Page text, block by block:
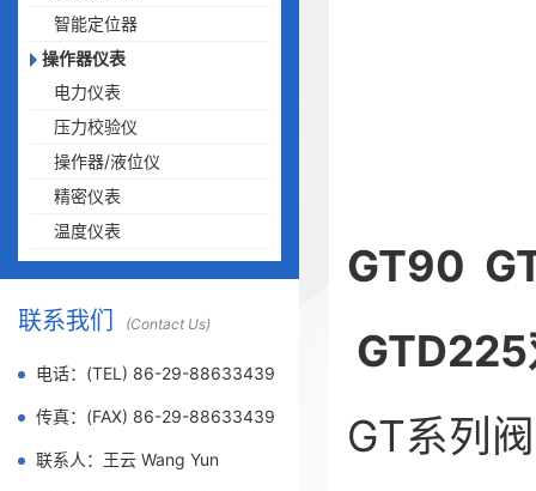
智能定位器
操作器仪表
电力仪表
压力校验仪
操作器/液位仪
精密仪表
温度仪表
联系我们 (Contact Us)
电话：(TEL) 86-29-88633439
传真：(FAX) 86-29-88633439
联系人：王云 Wang Yun
GT90
GT系列